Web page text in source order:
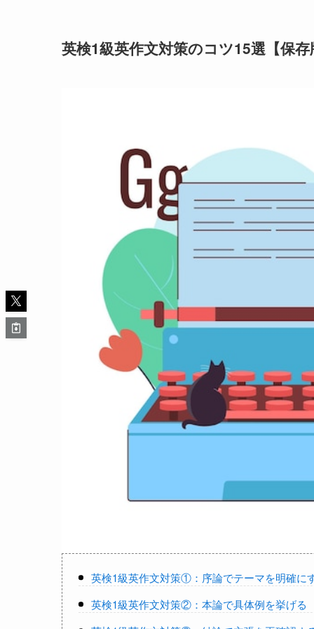
英検1級英作文対策のコツ15選【保存
英検1級英作文対策①：序論でテーマを明確に
英検1級英作文対策②：本論で具体例を挙げる